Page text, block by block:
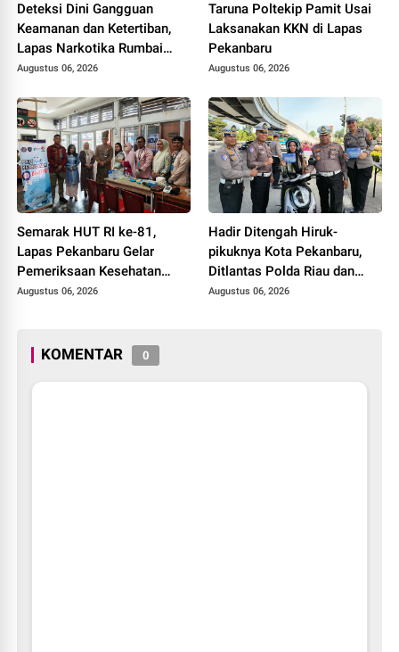
Deteksi Dini Gangguan
Keamanan dan Ketertiban,
Lapas Narkotika Rumbai
Gelar Razia Rutin Blok
Augustus 06, 2026
Taruna Poltekip Pamit Usai
Laksanakan KKN di Lapas
Pekanbaru
Augustus 06, 2026
Semarak HUT RI ke-81,
Lapas Pekanbaru Gelar
Pemeriksaan Kesehatan
Gratis untuk Warga Binaan
Augustus 06, 2026
Hadir Ditengah Hiruk-
pikuknya Kota Pekanbaru,
Ditlantas Polda Riau dan
Polantas KARIB Kobarkan
Augustus 06, 2026
KOMENTAR 0